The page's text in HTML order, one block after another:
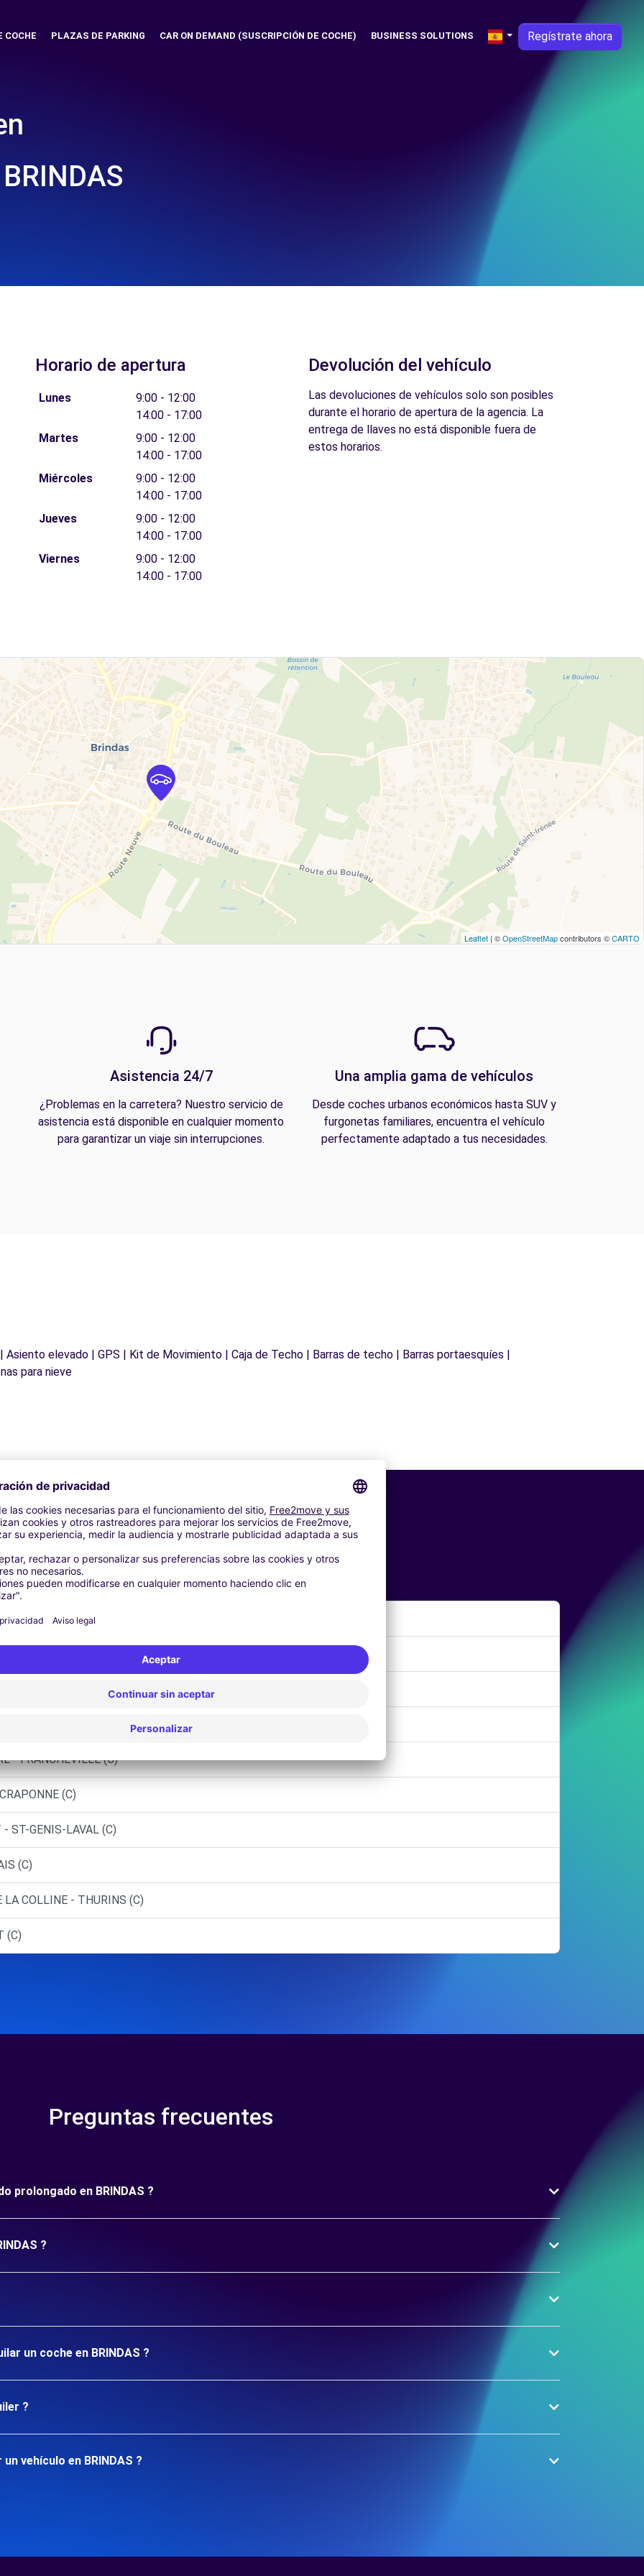
COCHE PLAZAS DE PARKING CAR ON DEMAND (SUSCRIPCIÓN DE COCHE) BUSINESS SOLUTIONS Regístrate ahora
Horario de apertura
Lunes
9:00 - 12:00
14:00 - 17:00
Martes
9:00 - 12:00
14:00 - 17:00
Miércoles
9:00 - 12:00
14:00 - 17:00
Jueves
9:00 - 12:00
14:00 - 17:00
Viernes
9:00 - 12:00
14:00 - 17:00
Devolución del vehículo
Las devoluciones de vehículos solo son posibles
durante el horario de apertura de la agencia. La
entrega de llaves no está disponible fuera de
estos horarios.
Leaflet | ©OpenStreetMapcontributors ©CARTO
Asistencia 24/7
¿Problemas en la carretera? Nuestro servicio de
asistencia está disponible en cualquier momento
para garantizar un viaje sin interrupciones.
Una amplia gama de vehículos
Desde coches urbanos económicos hasta SUV y
furgonetas familiares, encuentra el vehículo
perfectamente adaptado a tus necesidades.
elevado | GPS | Kit de Movimiento | Caja de Techo | Barras de techo | Barras portaesquíes |
para nieve
Agencias similares
(P)
- TASSIN LA DEMI LUNE (P)
- FRANCHEVILLE (C)
(C)
ST-GENIS-LAVAL (C)
(C)
LA COLLINE - THURINS (C)
(C)
Preguntas frecuentes
prolongado en BRINDAS ?
?
un coche en BRINDAS ?
?
vehículo en BRINDAS ?